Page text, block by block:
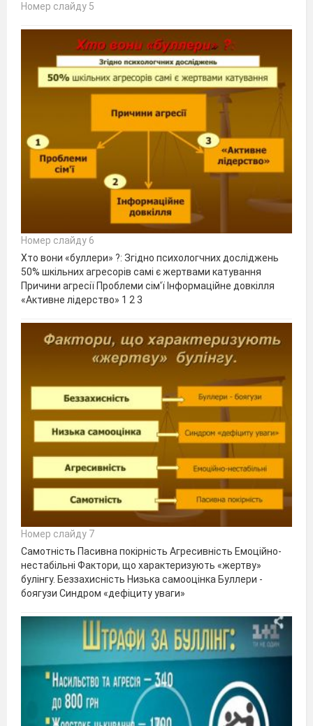
Номер слайду 5
Номер слайду 6
Хто вони «буллери» ?: Згідно психологчних досліджень
50% шкільних агресорів самі є жертвами катування
Причини агресії Проблеми сім'ї Інформаційне довкілля
«Активне лідерство» 1 2 3
Номер слайду 7
Самотність Пасивна покірність Агресивність Емоційно-
нестабільні Фактори, що характеризують «жертву»
булінгу. Беззахисність Низька самооцінка Буллери -
боягузи Синдром «дефіциту уваги»